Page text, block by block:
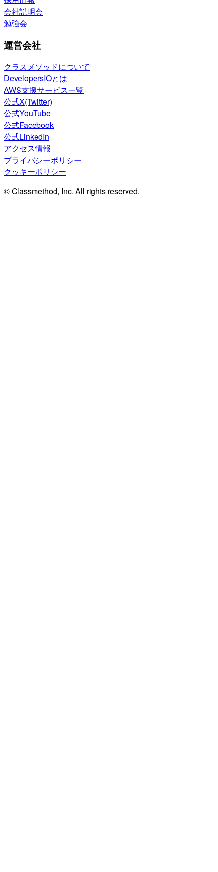
会社説明会
勉強会
運営会社
クラスメソッドについて
DevelopersIOとは
AWS支援サービス一覧
公式X(Twitter)
公式YouTube
公式Facebook
公式LinkedIn
アクセス情報
プライバシーポリシー
クッキーポリシー
© Classmethod, Inc. All rights reserved.